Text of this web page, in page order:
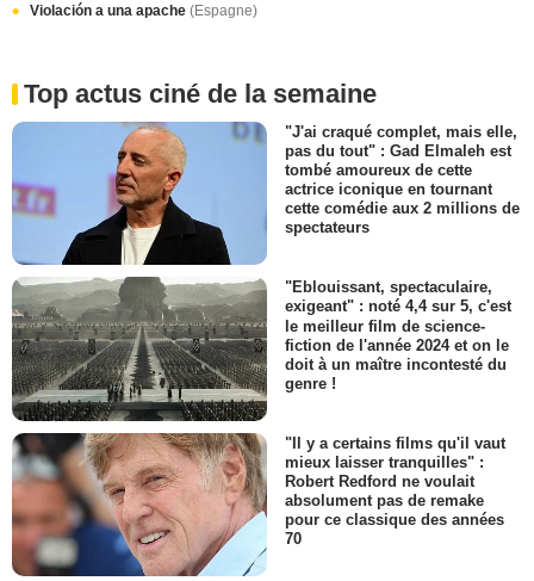
Violación a una apache (Espagne)
Top actus ciné de la semaine
"J'ai craqué complet, mais elle,
pas du tout" : Gad Elmaleh est
tombé amoureux de cette
actrice iconique en tournant
cette comédie aux 2 millions de
spectateurs
"Eblouissant, spectaculaire,
exigeant" : noté 4,4 sur 5, c'est
le meilleur film de science-
fiction de l'année 2024 et on le
doit à un maître incontesté du
genre !
"Il y a certains films qu'il vaut
mieux laisser tranquilles" :
Robert Redford ne voulait
absolument pas de remake
pour ce classique des années
70